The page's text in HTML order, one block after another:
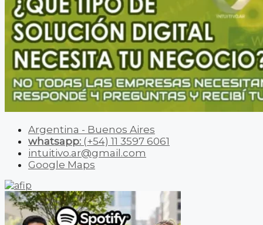
Argentina - Buenos Aires
whatsapp: (+54) 11 3597 6061
intuitivo.ar@gmail.com
Google Maps